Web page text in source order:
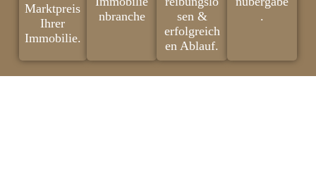
Marktpreis
Ihrer
Immobilie.
nbranche
sen &
erfolgreich
en Ablauf.
.